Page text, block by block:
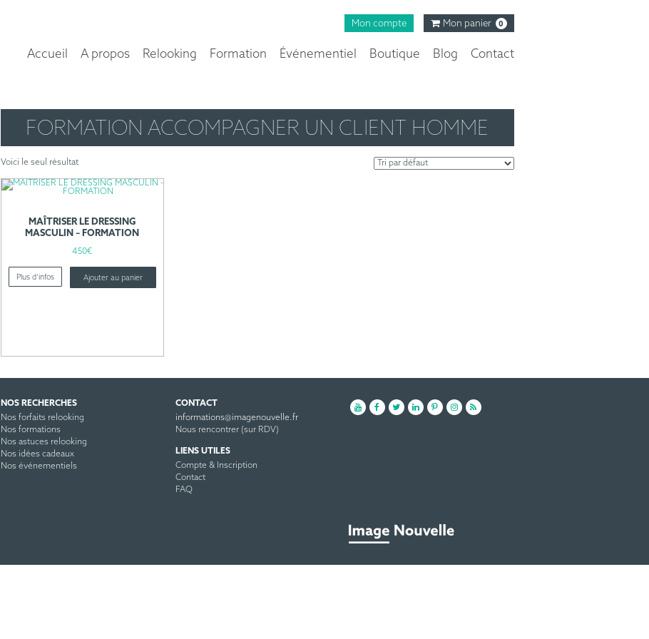
Mon compte Mon panier 0
Accueil A propos Relooking Formation Événementiel Boutique Blog Contact
FORMATION ACCOMPAGNER UN CLIENT HOMME
Voici le seul résultat
MAÎTRISER LE DRESSING
MASCULIN – FORMATION
450€
Ajouter au panier
Plus d’infos
NOS RECHERCHES
Nos forfaits relooking
Nos formations
Nos astuces relooking
Nos idées cadeaux
Nos événementiels
CONTACT
informations@imagenouvelle.fr
Nous rencontrer (sur RDV)
LIENS UTILES
Compte & Inscription
Contact
FAQ